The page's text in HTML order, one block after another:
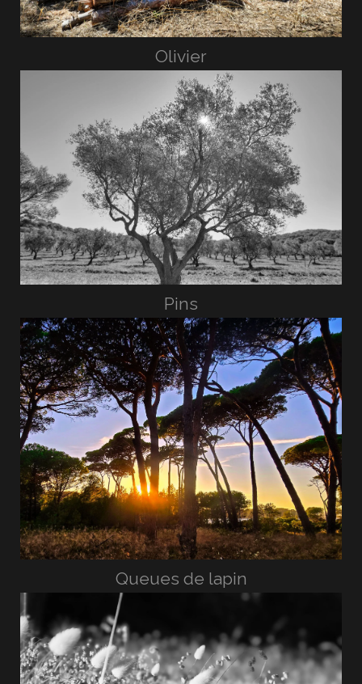
Olivier
Pins
Queues de lapin